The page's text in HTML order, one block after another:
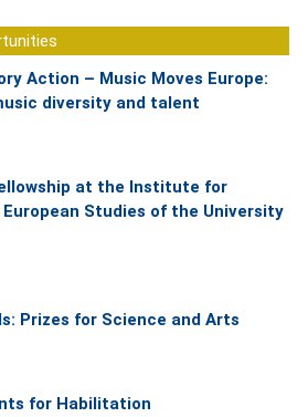
Action – Music Moves Europe:
diversity and talent
at the Institute for
Studies of the University
Prizes for Science and Arts
for Habilitation